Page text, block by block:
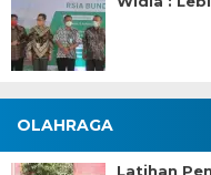
OLAHRAGA
Latihan